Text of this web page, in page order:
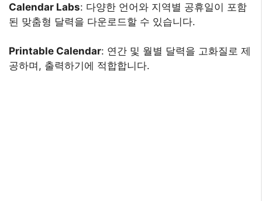
Calendar Labs: 다양한 언어와 지역별 공휴일이 포함
된 맞춤형 달력을 다운로드할 수 있습니다.
Printable Calendar: 연간 및 월별 달력을 고화질로 제
공하며, 출력하기에 적합합니다.